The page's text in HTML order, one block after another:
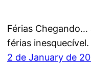
Férias Chegando…
férias inesquecível.
2 de January de